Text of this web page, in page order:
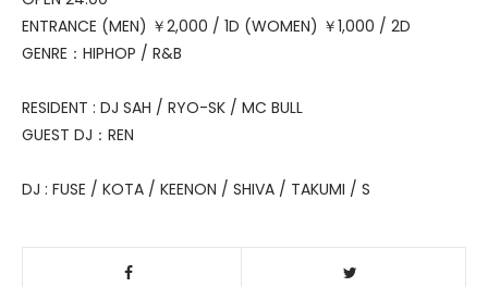
ENTRANCE (MEN) ￥2,000 / 1D (WOMEN) ￥1,000 / 2D
GENRE：HIPHOP / R&B
RESIDENT : DJ SAH / RYO-SK / MC BULL
GUEST DJ：REN
DJ : FUSE / KOTA / KEENON / SHIVA / TAKUMI / S